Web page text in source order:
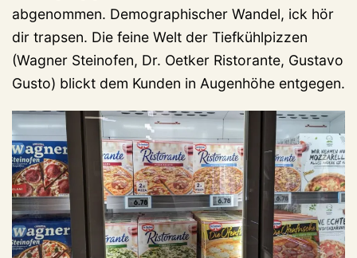
abgenommen. Demographischer Wandel, ick hör
dir trapsen. Die feine Welt der Tiefkühlpizzen
(Wagner Steinofen, Dr. Oetker Ristorante, Gustavo
Gusto) blickt dem Kunden in Augenhöhe entgegen.